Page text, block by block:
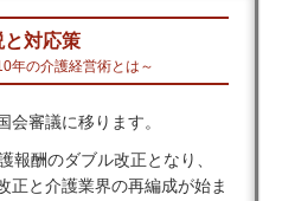
と対応策
年の介護経営術とは～
会審議に移ります。
報酬のダブル改正となり、
正と介護業界の再編成が始ま